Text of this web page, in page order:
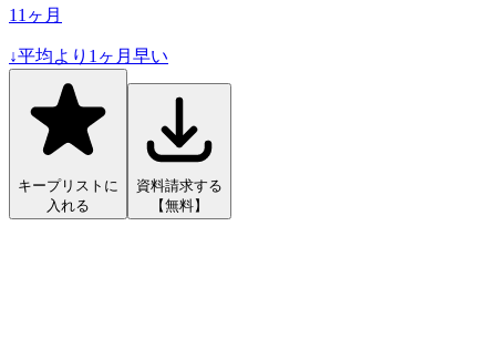
11 ヶ月
↓平均より 1 ヶ月早い
キープリストに
入れる
資料請求する
【無料】